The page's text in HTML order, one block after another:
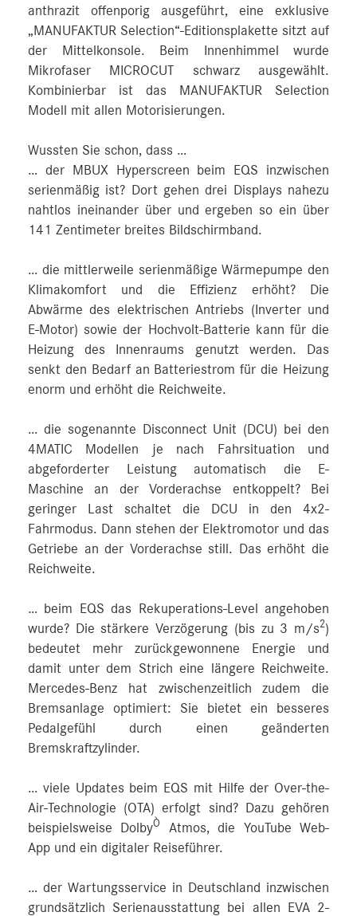
anthrazit offenporig ausgeführt, eine exklusive
„MANUFAKTUR Selection“-Editionsplakette sitzt auf
der Mittelkonsole. Beim Innenhimmel wurde
Mikrofaser MICROCUT schwarz ausgewählt.
Kombinierbar ist das MANUFAKTUR Selection
Modell mit allen Motorisierungen.
Wussten Sie schon, dass …
… der MBUX Hyperscreen beim EQS inzwischen
serienmäßig ist? Dort gehen drei Displays nahezu
nahtlos ineinander über und ergeben so ein über
141 Zentimeter breites Bildschirmband.
… die mittlerweile serienmäßige Wärmepumpe den
Klimakomfort und die Effizienz erhöht? Die
Abwärme des elektrischen Antriebs (Inverter und
E‑Motor) sowie der Hochvolt-Batterie kann für die
Heizung des Innenraums genutzt werden. Das
senkt den Bedarf an Batteriestrom für die Heizung
enorm und erhöht die Reichweite.
… die sogenannte Disconnect Unit (DCU) bei den
4MATIC Modellen je nach Fahrsituation und
abgeforderter Leistung automatisch die E-
Maschine an der Vorderachse entkoppelt? Bei
geringer Last schaltet die DCU in den 4x2-
Fahrmodus. Dann stehen der Elektromotor und das
Getriebe an der Vorderachse still. Das erhöht die
Reichweite.
… beim EQS das Rekuperations-Level angehoben
wurde? Die stärkere Verzögerung (bis zu 3 m/s2)
bedeutet mehr zurückgewonnene Energie und
damit unter dem Strich eine längere Reichweite.
Mercedes‑Benz hat zwischenzeitlich zudem die
Bremsanlage optimiert: Sie bietet ein besseres
Pedalgefühl durch einen geänderten
Bremskraftzylinder.
… viele Updates beim EQS mit Hilfe der Over-the-
Air-Technologie (OTA) erfolgt sind? Dazu gehören
beispielsweise DolbyÒ
Atmos, die YouTube Web-
App und ein digitaler Reiseführer.
… der Wartungsservice in Deutschland inzwischen
grundsätzlich Serienausstattung bei allen EVA 2-